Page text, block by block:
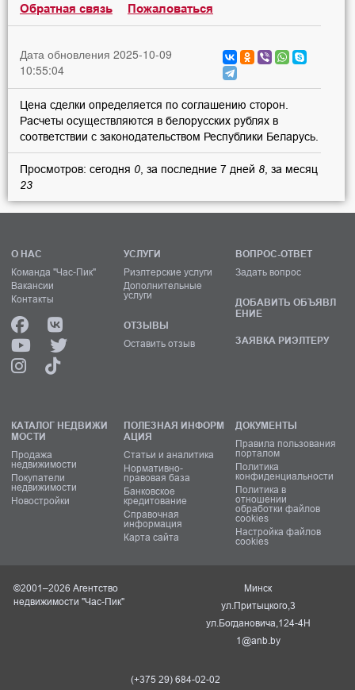
Обратная связь Пожаловаться
Дата обновления 2025-10-09
10:55:04
Цена сделки определяется по соглашению сторон.
Расчеты осуществляются в белорусских рублях в
соответствии с законодательством Республики Беларусь.
Просмотров: сегодня 0 , за последние 7 дней 8 , за месяц
23
О НАС
Команда "Час-Пик"
Вакансии
Контакты
УСЛУГИ
Риэлтерские услуги
Дополнительные
услуги
ОТЗЫВЫ
Оставить отзыв
ВОПРОС-ОТВЕТ
Задать вопрос
ДОБАВИТЬ ОБЪЯВЛ
ЕНИЕ
ЗАЯВКА РИЭЛТЕРУ
КАТАЛОГ НЕДВИЖИ
МОСТИ
Продажа
недвижимости
Покупатели
недвижимости
Новостройки
ПОЛЕЗНАЯ ИНФОРМ
АЦИЯ
Статьи и аналитика
Нормативно-
правовая база
Банковское
кредитование
Справочная
информация
Карта сайта
ДОКУМЕНТЫ
Правила пользования
порталом
Политика
конфиденциальности
Политика в
отношении
обработки файлов
cookies
Настройка файлов
cookies
©2001–2026 Агентство
недвижимости "Час-Пик"
Минск
ул.Притыцкого,3
ул.Богдановича,124-4Н
1@anb.by
(+375 29) 684-02-02